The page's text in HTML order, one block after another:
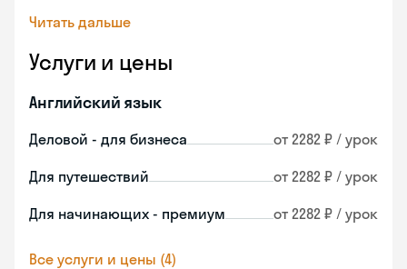
Читать дальше
Услуги и цены
Английский язык
Деловой - для бизнеса от 2282 ₽ / урок
Для путешествий от 2282 ₽ / урок
Для начинающих - премиум от 2282 ₽ / урок
Все услуги и цены (4)